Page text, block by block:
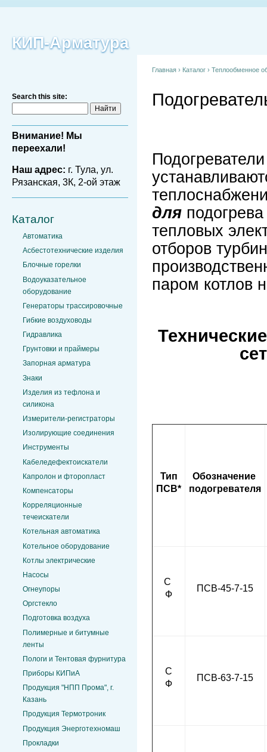
КИП-Арматура
Search this site:
Внимание! Мы
переехали!
Наш адрес: г. Тула, ул.
Рязанская, 3К, 2-ой этаж
Каталог
Автоматика
Асбестотехнические изделия
Блочные горелки
Водоуказательное
оборудование
Генераторы трассировочные
Гибкие воздуховоды
Гидравлика
Грунтовки и праймеры
Запорная арматура
Знаки
Изделия из тефлона и
силикона
Измерители-регистраторы
Изолирующие соединения
Инструменты
Кабеледефектоискатели
Капролон и фторопласт
Компенсаторы
Корреляционные
течеискатели
Котельная автоматика
Котельное оборудование
Котлы электрические
Насосы
Огнеупоры
Оргстекло
Подготовка воздуха
Полимерные и битумные
ленты
Пологи и Тентовая фурнитура
Приборы КИПиА
Продукция "НПП Прома", г.
Казань
Продукция Термотроник
Продукция Энерготехномаш
Прокладки
Главная › Каталог › Теплообменное
для
тепловых
отборов
паром котлов
Тип
ПСВ*
Обозначение
подогревателя
С
Ф
ПСВ-45-7-15
С
Ф
ПСВ-63-7-15